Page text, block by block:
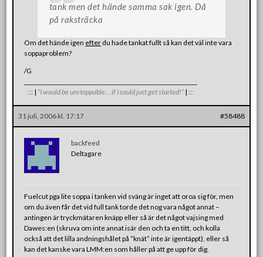
tank men det hände samma sak igen. Då
på raksträcka
Om det hände igen efter du hade tankat fullt så kan det väl inte vara
soppaproblem?
/G
:::: | ”I would be unstoppable… if I could just get started!” | ::::
31 juli, 2006 kl. 17:17 #58488
backfeed
Deltagare
Fuelcut pga lite soppa i tanken vid sväng är inget att oroa sig för, men
om du även får det vid full tank torde det nog vara något annat –
antingen är tryckmätaren knäpp eller så är det något vajsing med
Dawes:en (skruva om inte annat isär den och ta en titt, och kolla
också att det lilla andningshålet på ”knät” inte är igentäppt), eller så
kan det kanske vara LMM:en som håller på att ge upp för dig.